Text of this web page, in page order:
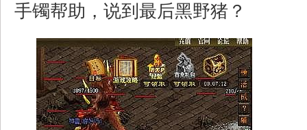
手镯帮助，说到最后黑野猪？